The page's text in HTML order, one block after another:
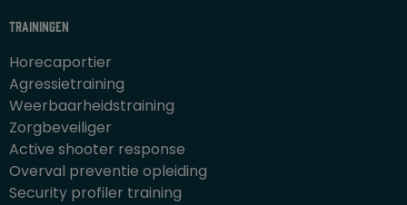
Trainingen
Horecaportier
Agressietraining
Weerbaarheidstraining
Zorgbeveiliger
Active shooter response
Overval preventie opleiding
Security profiler training